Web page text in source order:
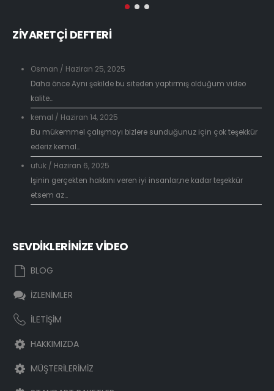
ZİYARETÇİ DEFTERİ
Osman / Haziran 25, 2025
Daha önce Aynı şekilde bu siteden yaptırmış olduğum video
kalite...
kemal / Haziran 14, 2025
Bu mükemmel çalışmayı bizlere sunduğunuz için çok teşekkür
ederiz kemal...
ufuk/ Haziran 6, 2025
İşinin gerçekten hakkını veren iyi insanlar,ne kadar teşekkür
etsem az...
SEVDİKLERİNİZE VİDEO
BLOG
İZLENİMLER
İLETİŞİM
HAKKIMIZDA
MÜŞTERİLERİMİZ